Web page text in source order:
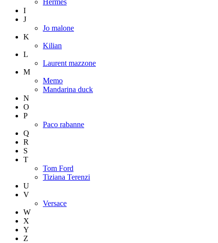
Hermes
I
J
Jo malone
K
Kilian
L
Laurent mazzone
M
Memo
Mandarina duck
N
O
P
Paco rabanne
Q
R
S
T
Tom Ford
Tiziana Terenzi
U
V
Versace
W
X
Y
Z